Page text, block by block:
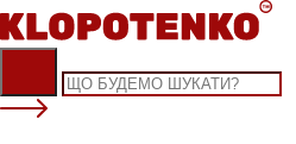
Skip
to
content